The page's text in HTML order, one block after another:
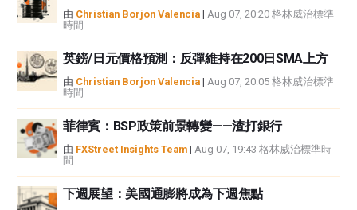
由 Christian Borjon Valencia | Aug 07, 20:20 格林威治標準
時間
英鎊/日元價格預測：反彈維持在200日SMA上方
由 Christian Borjon Valencia | Aug 07, 20:05 格林威治標準
時間
菲律賓：BSP政策前景轉變——渣打銀行
由 FXStreet Insights Team | Aug 07, 19:43 格林威治標準時
間
下週展望：美國通膨將成為下週焦點